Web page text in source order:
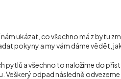
ukázat, co všechno má z bytu
pokyny a my vám dáme vědět,
a všechno to naložíme do
Veškerý odpad následně